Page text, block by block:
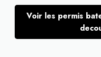
Voir les permis